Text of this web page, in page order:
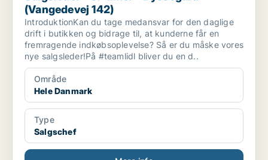
(Vangedevej 142)
IntroduktionKan du tage medansvar for den daglige
drift i butikken og bidrage til, at kunderne får en
fremragende indkøbsoplevelse? Så er du måske vores
nye salgsleder!På #teamlidl bliver du en d..
Område
Hele Danmark
Type
Salgschef